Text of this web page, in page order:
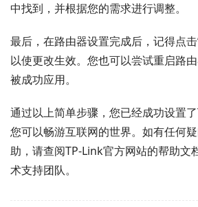
中找到，并根据您的需求进行调整。
最后，在路由器设置完成后，记得点击
以使更改生效。您也可以尝试重启路
被成功应用。
通过以上简单步骤，您已经成功设置
您可以畅游互联网的世界。如有任何
助，请查阅TP-Link官方网站的帮助文
术支持团队。